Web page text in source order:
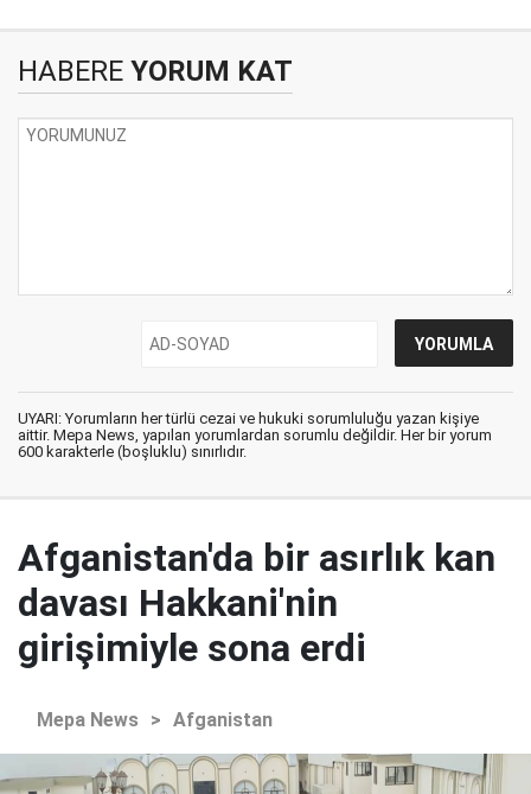
HABERE YORUM KAT
UYARI: Yorumların her türlü cezai ve hukuki sorumluluğu yazan kişiye
aittir. Mepa News, yapılan yorumlardan sorumlu değildir. Her bir yorum
600 karakterle (boşluklu) sınırlıdır.
Afganistan'da bir asırlık kan
davası Hakkani'nin
girişimiyle sona erdi
Mepa News > Afganistan